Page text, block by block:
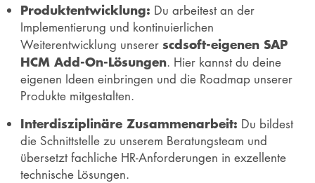
Produktentwicklung: Du arbeitest an der
Implementierung und kontinuierlichen
Weiterentwicklung unserer scdsoft-eigenen SAP
HCM Add-On-Lösungen. Hier kannst du deine
eigenen Ideen einbringen und die Roadmap unserer
Produkte mitgestalten.
Interdisziplinäre Zusammenarbeit: Du bildest
die Schnittstelle zu unserem Beratungsteam und
übersetzt fachliche HR-Anforderungen in exzellente
technische Lösungen.